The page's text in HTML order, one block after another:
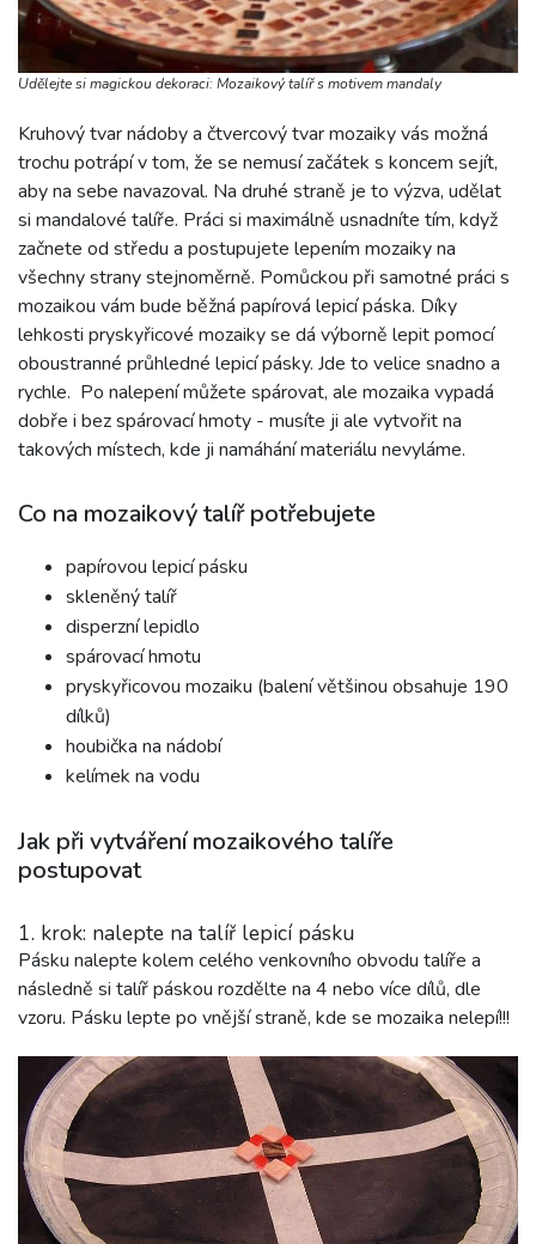
Udělejte si magickou dekoraci: Mozaikový talíř s motivem mandaly
Kruhový tvar nádoby a čtvercový tvar mozaiky vás možná
trochu potrápí v tom, že se nemusí začátek s koncem sejít,
aby na sebe navazoval. Na druhé straně je to výzva, udělat
si mandalové talíře. Práci si maximálně usnadníte tím, když
začnete od středu a postupujete lepením mozaiky na
všechny strany stejnoměrně. Pomůckou při samotné práci s
mozaikou vám bude běžná papírová lepicí páska. Díky
lehkosti pryskyřicové mozaiky se dá výborně lepit pomocí
oboustranné průhledné lepicí pásky. Jde to velice snadno a
rychle. Po nalepení můžete spárovat, ale mozaika vypadá
dobře i bez spárovací hmoty - musíte ji ale vytvořit na
takových místech, kde ji namáhání materiálu nevyláme.
Co na mozaikový talíř potřebujete
papírovou lepicí pásku
skleněný talíř
disperzní lepidlo
spárovací hmotu
pryskyřicovou mozaiku (balení většinou obsahuje 190
dílků)
houbička na nádobí
kelímek na vodu
Jak při vytváření mozaikového talíře
postupovat
1. krok: nalepte na talíř lepicí pásku
Pásku nalepte kolem celého venkovního obvodu talíře a
následně si talíř páskou rozdělte na 4 nebo více dílů, dle
vzoru. Pásku lepte po vnější straně, kde se mozaika nelepí!!!